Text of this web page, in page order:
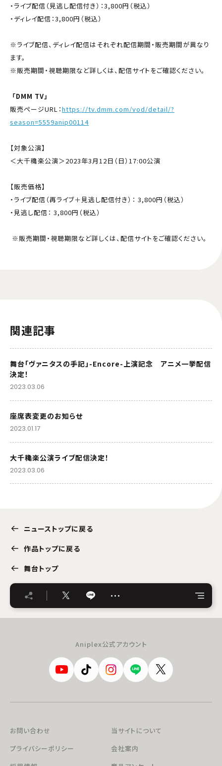
・ライブ配信（見逃し配信付き）：3,800円（税込）
・ディレイ配信：3,800円（税込）
※ライブ配信、ディレイ配信はそれぞれ配信期間・販売期間が異なり
ます。
※販売期間・視聴期限など詳しくは、配信サイトをご確認ください。
「DMM TV」
販売ページURL：https://tv.dmm.com/vod/detail/?
season=5559anip00114
【対象公演】
＜大千穐楽公演＞2023年3月12日（日）17:00公演
【販売価格】
・ライブ配信（再ライブ＋見逃し配信付き）： 3,800円（税込）
・見逃し配信： 3,800円（税込）
※販売期間・視聴期限など詳しくは、配信サイトをご確認ください。
関連記事
舞台「ヴァニタスの手記」-Encore-上演記念 アニメ一挙配信
決定！
2023.03.06
座席表変更のお知らせ
2023.01.17
大千穐楽公演ライブ配信決定！
2023.03.06
ニューストップに戻る
作品トップに戻る
舞台トップ
…
Aniplex公式アカウント
お問い合わせ
当サイトについて
プライバシーポリシー
会社案内